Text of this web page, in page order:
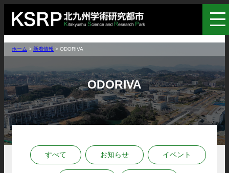
ホーム >新着情報 >ODORIVA
ODORIVA
すべて お知らせ イベント